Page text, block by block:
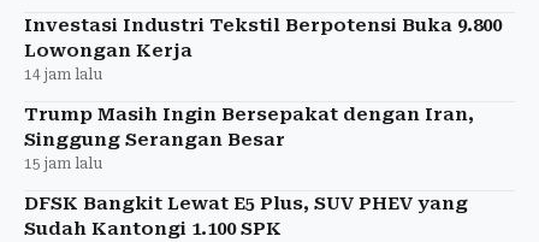
Investasi Industri Tekstil Berpotensi Buka 9.800
Lowongan Kerja
14 jam lalu
Trump Masih Ingin Bersepakat dengan Iran,
Singgung Serangan Besar
15 jam lalu
DFSK Bangkit Lewat E5 Plus, SUV PHEV yang
Sudah Kantongi 1.100 SPK